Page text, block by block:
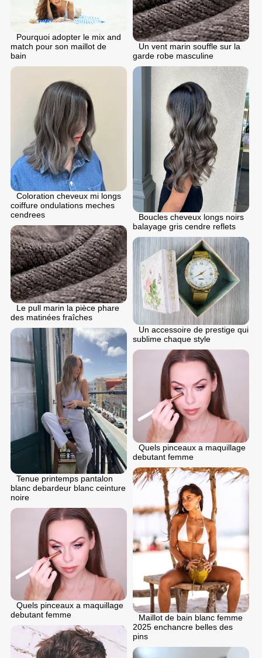
Pourquoi adopter le mix and
match pour son maillot de
bain
Un vent marin souffle sur la
garde robe masculine
Coloration cheveux mi longs
coiffure ondulations meches
cendrees
Boucles cheveux longs noirs
balayage gris cendre reflets
Le pull marin la pièce phare
des matinées fraîches
Un accessoire de prestige qui
sublime chaque style
Tenue printemps pantalon
blanc debardeur blanc ceinture
noire
Quels pinceaux a maquillage
debutant femme
Maillot de bain blanc femme
2025 enchancre belles des
pins
Quels pinceaux a maquillage
debutant femme